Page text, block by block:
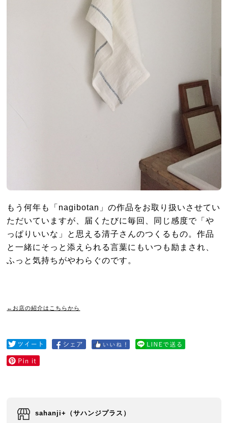
もう何年も「nagibotan」の作品をお取り扱いさせてい
ただいていますが、届くたびに毎回、同じ感度で「や
っぱりいいな」と思える清子さんのつくるもの。作品
と一緒にそっと添えられる言葉にもいつも励まされ、
ふっと気持ちがやわらぐのです。
←お店の紹介はこちらから
sahanji+（サハンジプラス）